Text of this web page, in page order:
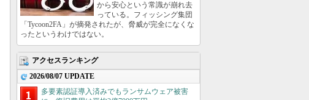
から安心という常識が崩れ去
っている。フィッシング集団
「Tycoon2FA」が摘発されたが、脅威が完全になくな
ったというわけではない。
アクセスランキング
2026/08/07 UPDATE
多要素認証導入済みでもランサムウェア被害